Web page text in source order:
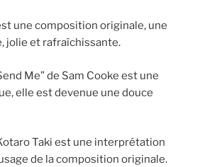
une composition originale, une
jolie et rafraîchissante.
Me” de Sam Cooke est une
elle est devenue une douce
Taki est une interprétation
de la composition originale.